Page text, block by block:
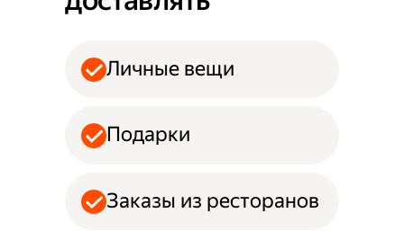
Личные вещи
Подарки
Заказы из ресторанов